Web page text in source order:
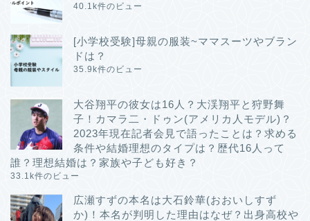
40.1k件のビュー
[小学校受験]母親の服装~ママスーツやブラン
ドは？
35.9k件のビュー
大谷翔平の彼女は16人？大渓翔平と狩野舞
子！カマラ二・ドゥン(アメリカ人モデル)？
2023年現在記者会見で語ったことは？求める
条件や結婚理想のタイプは？歴代16人って
誰？理想結婚は？家族や子ども好き？
33.1k件のビュー
広瀬すずの本名は大石鈴華(おおいしすず
か)！本名が判明した理由はなぜ？出身高校や